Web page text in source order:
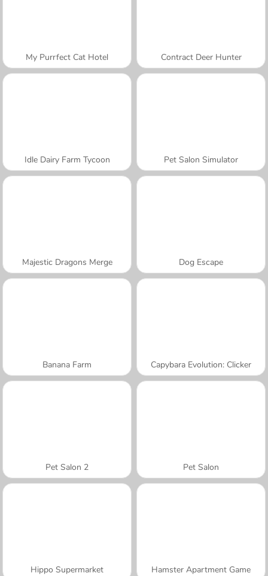
My Purrfect Cat Hotel Contract Deer Hunter
Idle Dairy Farm Tycoon Pet Salon Simulator
Majestic Dragons Merge Dog Escape
Banana Farm Capybara Evolution: Clicker
Pet Salon 2 Pet Salon
Hippo Supermarket Hamster Apartment Game